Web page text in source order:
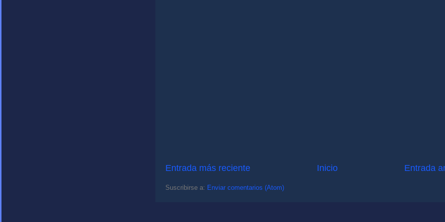
Entrada más reciente Entrada
Inicio
Suscribirse a: Enviar comentarios (Atom)